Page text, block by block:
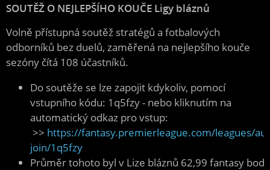
SOUTĚŽ O NEJLEPŠÍHO KOUČE Ligy bláznů
Volně přístupná soutěž stratégů a fotbalových
odborníků bez duelů, zaměřená na nejlepšího kouče
sezóny čítá 108 účastníků.
Do soutěže se lze zapojit kdykoliv, pomocí
vstupního kódu: 1q5fzy - nebo kliknutím na
automatický odkaz pro vstup:
>> https://fantasy.premierleague.com/leagues/
join/1q5fzy
Průměr tohoto byl v Lize bláznů 62,99 fantasy